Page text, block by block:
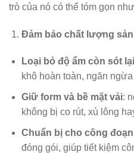
trò của nó có thể tóm gọn
Đảm bảo chất lượng
Loại bỏ độ ẩm còn sót lại
khô hoàn toàn, ngăn
Giữ form và bề mặt vải:
không bị co rút, xù lông
Chuẩn bị cho công
đóng gói, giúp tiết kiệm